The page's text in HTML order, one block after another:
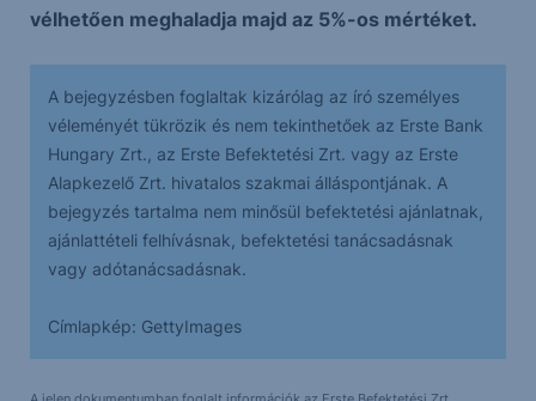
vélhetően meghaladja majd az 5%-os mértéket.
A bejegyzésben foglaltak kizárólag az író személyes
véleményét tükrözik és nem tekinthetőek az Erste Bank
Hungary Zrt., az Erste Befektetési Zrt. vagy az Erste
Alapkezelő Zrt. hivatalos szakmai álláspontjának. A
bejegyzés tartalma nem minősül befektetési ajánlatnak,
ajánlattételi felhívásnak, befektetési tanácsadásnak
vagy adótanácsadásnak.
Címlapkép: GettyImages